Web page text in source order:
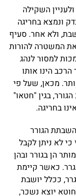
השקילה
ונמצא בחריגה
ולא אחר. סעיף
המשטרה להורות
למסור לנהג
הינו אותו
מכאן, שעל פי
בגין "חטאו"
בחריגה.
הגורר
לא ניתן לקבל
הן בגורר ובהן
כאשר קיימת
ככלל יושבת
יוצא נשכר,